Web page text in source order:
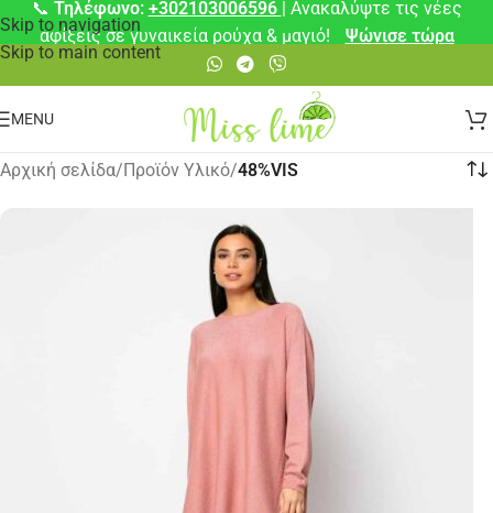
Skip to navigation
Skip to main content
📞 Τηλέφωνο: +302103006596 | Ανακαλύψτε τις νέες
αφίξεις σε γυναικεία ρούχα & μαγιό!
Ψώνισε τώρα
MENU
Αρχική σελίδα/Προϊόν Υλικό/48%VIS